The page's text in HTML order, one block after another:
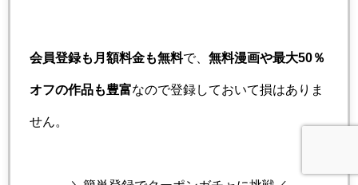
会員登録も月額料金も無料で、 無料漫画や最大50％
オフの作品も豊富なので登録しておいて損はありま
せん。